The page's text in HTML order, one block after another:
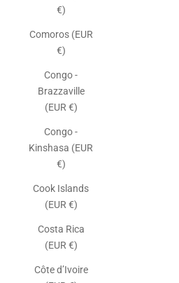
€)
Comoros (EUR
€)
Congo -
Brazzaville
(EUR €)
Congo -
Kinshasa (EUR
€)
Cook Islands
(EUR €)
Costa Rica
(EUR €)
Côte d’Ivoire